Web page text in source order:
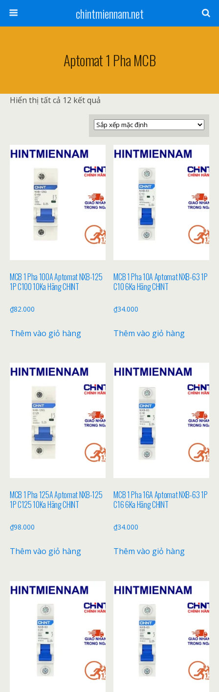
chintmiennam.net
Aptomat 1 Pha MCB
Hiển thị tất cả 12 kết quả
MCB 1 Pha 100A Aptomat NXB-125
1P C100 10Ka Hãng CHINT
₫82.000
Thêm vào giỏ hàng
MCB 1 Pha 10A Aptomat NXB-63 1P
C10 6Ka Hãng CHINT
₫34.000
Thêm vào giỏ hàng
MCB 1 Pha 125A Aptomat NXB-125
1P C125 10Ka Hãng CHINT
₫98.000
Thêm vào giỏ hàng
MCB 1 Pha 16A Aptomat NXB-63 1P
C16 6Ka Hãng CHINT
₫34.000
Thêm vào giỏ hàng